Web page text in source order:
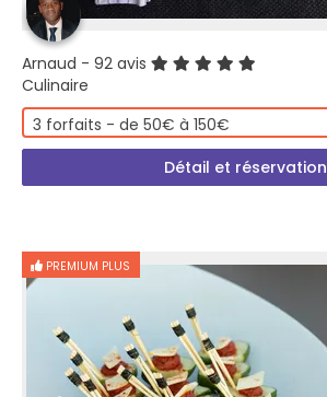
Arnaud - 92 avis
Culinaire
3 forfaits - de 50€ à 150€
Détail et réservation
PREMIUM PLUS